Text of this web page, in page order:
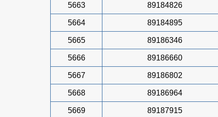
5663 89184826
5664 89184895
5665 89186346
5666 89186660
5667 89186802
5668 89186964
5669 89187915